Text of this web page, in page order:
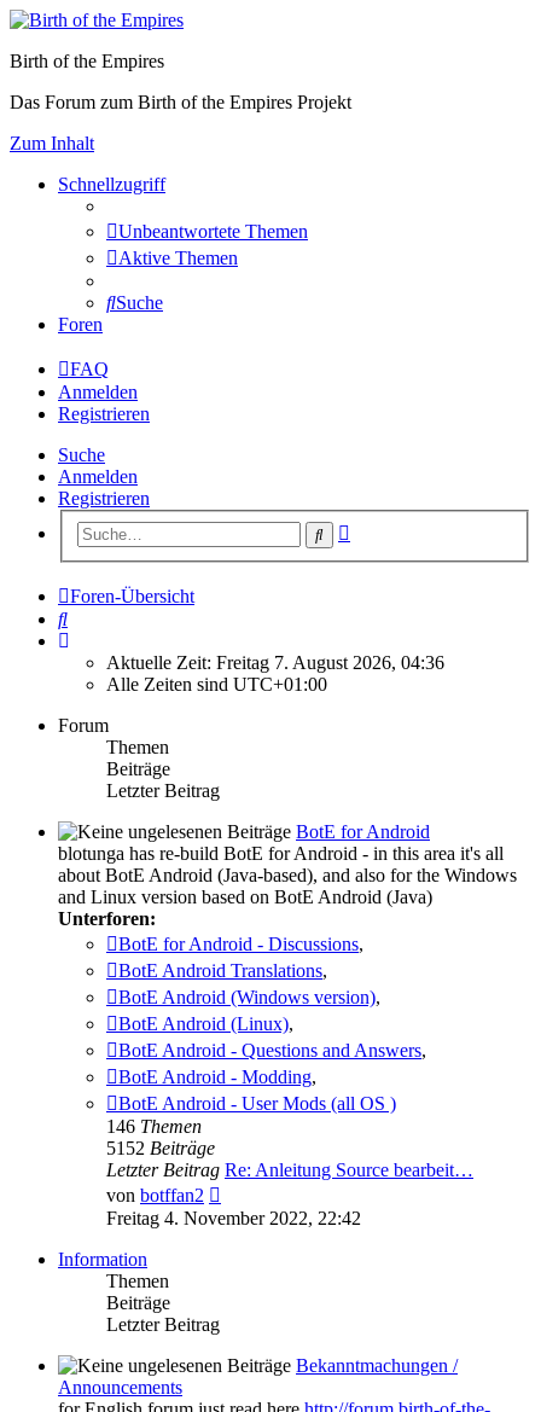
Birth of the Empires
Das Forum zum Birth of the Empires Projekt
Zum Inhalt
Schnellzugriff
Unbeantwortete Themen
Aktive Themen
Suche
Foren
FAQ
Anmelden
Registrieren
Suche
Anmelden
Registrieren
Suche
Foren-Übersicht
Suche
Aktuelle Zeit: Freitag 7. August 2026, 04:36
Alle Zeiten sind UTC+01:00
Forum
Themen
Beiträge
Letzter Beitrag
BotE for Android
blotunga has re-build BotE for Android - in this area it's all
about BotE Android (Java-based), and also for the Windows
and Linux version based on BotE Android (Java)
Unterforen:
BotE for Android - Discussions,
BotE Android Translations,
BotE Android (Windows version),
BotE Android (Linux),
BotE Android - Questions and Answers,
BotE Android - Modding,
BotE Android - User Mods (all OS )
146 Themen
5152 Beiträge
Letzter Beitrag Re: Anleitung Source bearbeit…
von botffan2
Beitrag
Freitag 4. November 2022, 22:42
Information
Themen
Beiträge
Letzter Beitrag
Bekanntmachungen /
Announcements